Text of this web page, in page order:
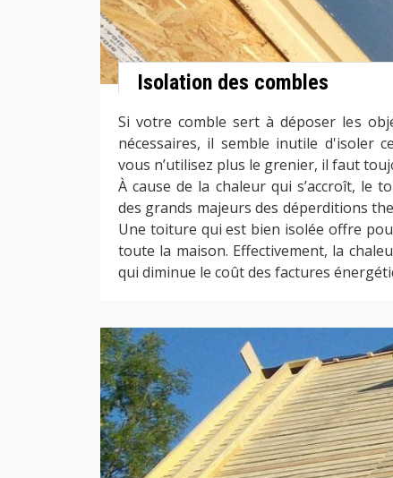
Isolation des combles
Si votre comble sert à déposer les
nécessaires, il semble inutile d'isoler
vous n’utilisez plus le grenier, il faut
À cause de la chaleur qui s’accroît, le
des grands majeurs des déperditions
Une toiture qui est bien isolée offre
toute la maison. Effectivement, la
qui diminue le coût des factures